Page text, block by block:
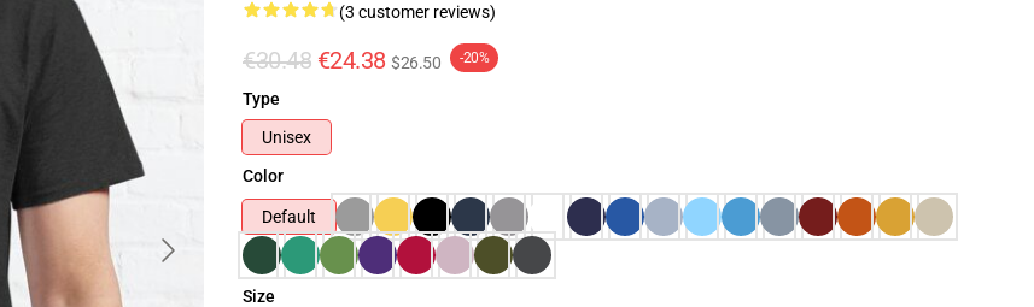
(3 customer reviews)
€30.48 €24.38 $26.50 -20%
Type
Unisex
Color
Default
Size